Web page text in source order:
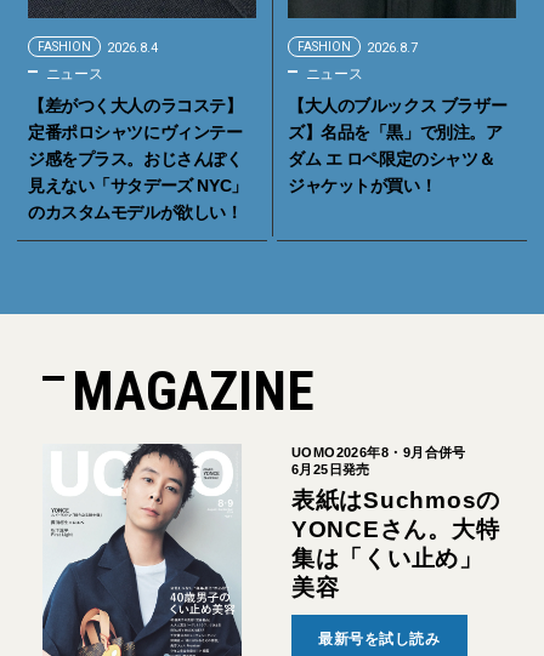
FASHION 2026.8.4
ニュース
【差がつく大人のラコステ】
定番ポロシャツにヴィンテー
ジ感をプラス。おじさんぽく
見えない「サタデーズ NYC」
のカスタムモデルが欲しい！
FASHION 2026.8.7
ニュース
【大人のブルックス ブラザー
ズ】名品を「黒」で別注。ア
ダム エ ロペ限定のシャツ＆
ジャケットが買い！
MAGAZINE
UOMO2026年8・9月合併号
6月25日発売
表紙はSuchmosの
YONCEさん。大特
集は「くい止め」
美容
最新号を試し読み